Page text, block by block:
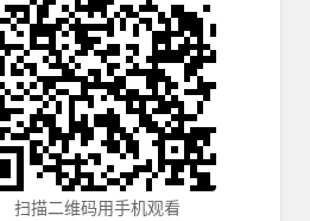
扫描二维码用手机观看